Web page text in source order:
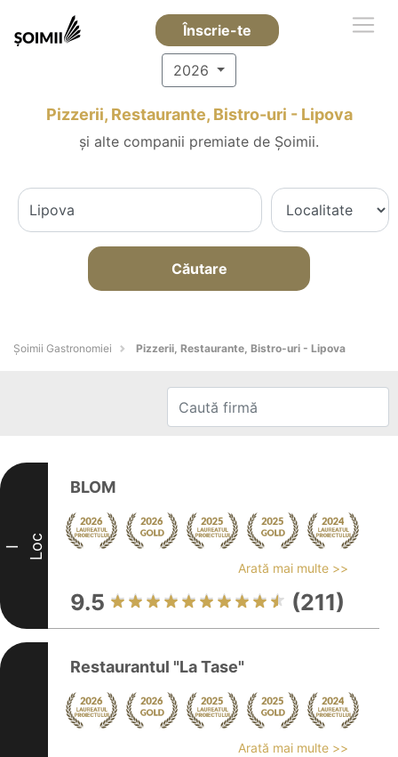
Înscrie-te
2026
Pizzerii, Restaurante, Bistro-uri - Lipova
și alte companii premiate de Șoimii.
Căutare
Șoimii Gastronomiei Pizzerii, Restaurante, Bistro-uri - Lipova
I Loc
BLOM
Arată mai multe >>
9.5 (211)
Restaurantul "La Tase"
Arată mai multe >>